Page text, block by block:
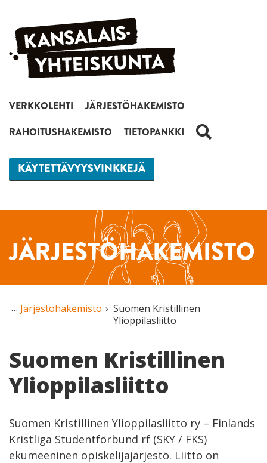
Siirry sisältöön
VERKKOLEHTI
JÄRJESTÖHAKEMISTO
RAHOITUSHAKEMISTO
TIETOPANKKI HAKU
KÄYTETTÄVYYSVINKKEJÄ
JÄRJESTÖHAKEMISTO
Järjestöhakemisto
Suomen Kristillinen
Ylioppilasliitto
Suomen Kristillinen
Ylioppilasliitto
Suomen Kristillinen Ylioppilasliitto ry – Finlands
Kristliga Studentförbund rf (SKY / FKS)
ekumeeninen opiskelijajärjestö. Liitto on